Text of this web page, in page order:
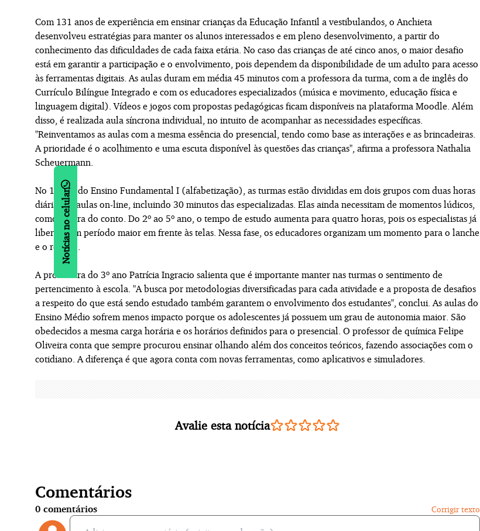
Notícias no celular
Com 131 anos de experiência em ensinar crianças da Educação Infantil a vestibulandos, o Anchieta
desenvolveu estratégias para manter os alunos interessados e em pleno desenvolvimento, a partir do
conhecimento das dificuldades de cada faixa etária. No caso das crianças de até cinco anos, o maior desafio
está em garantir a participação e o envolvimento, pois dependem da disponibilidade de um adulto para acesso
às ferramentas digitais. As aulas duram em média 45 minutos com a professora da turma, com a de inglês do
Currículo Bilíngue Integrado e com os educadores especializados (música e movimento, educação física e
linguagem digital). Vídeos e jogos com propostas pedagógicas ficam disponíveis na plataforma Moodle. Além
disso, é realizada aula síncrona individual, no intuito de acompanhar as necessidades específicas.
"Reinventamos as aulas com a mesma essência do presencial, tendo como base as interações e as brincadeiras.
A prioridade é o acolhimento e uma escuta disponível às questões das crianças", afirma a professora Nathalia
Scheuermann.
No 1º ano do Ensino Fundamental I (alfabetização), as turmas estão divididas em dois grupos com duas horas
diárias de aulas on-line, incluindo 30 minutos das especializadas. Elas ainda necessitam de momentos lúdicos,
como a hora do conto. Do 2º ao 5º ano, o tempo de estudo aumenta para quatro horas, pois os especialistas já
liberam um período maior em frente às telas. Nessa fase, os educadores organizam um momento para o lanche
e o recreio.
A professora do 3º ano Patrícia Ingracio salienta que é importante manter nas turmas o sentimento de
pertencimento à escola. "A busca por metodologias diversificadas para cada atividade e a proposta de desafios
a respeito do que está sendo estudado também garantem o envolvimento dos estudantes", conclui. As aulas do
Ensino Médio sofrem menos impacto porque os adolescentes já possuem um grau de autonomia maior. São
obedecidos a mesma carga horária e os horários definidos para o presencial. O professor de química Felipe
Oliveira conta que sempre procurou ensinar olhando além dos conceitos teóricos, fazendo associações com o
cotidiano. A diferença é que agora conta com novas ferramentas, como aplicativos e simuladores.
Avalie esta notícia
Comentários
0 comentários Corrigir texto